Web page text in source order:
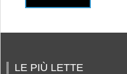
LE PIÙ LETTE